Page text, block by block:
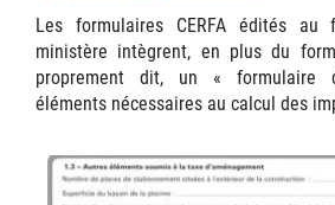
Les formulaires CERFA édités
ministère intègrent, en plus du
proprement dit, un « formulaire
éléments nécessaires au calcul des